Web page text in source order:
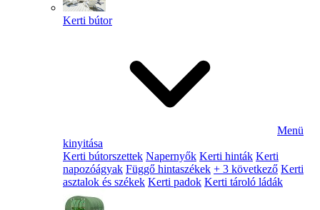
Kerti bútor
Menü
kinyitása
Kerti bútorszettek Napernyők Kerti hinták Kerti
napozóágyak Függő hintaszékek + 3 következő Kerti
asztalok és székek Kerti padok Kerti tároló ládák